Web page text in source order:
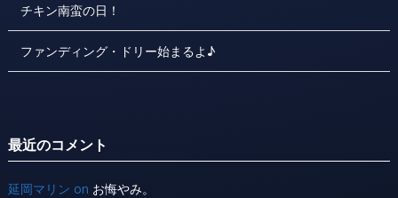
チキン南蛮の日！
ファンディング・ドリー始まるよ♪
最近のコメント
延岡マリン on お悔やみ。